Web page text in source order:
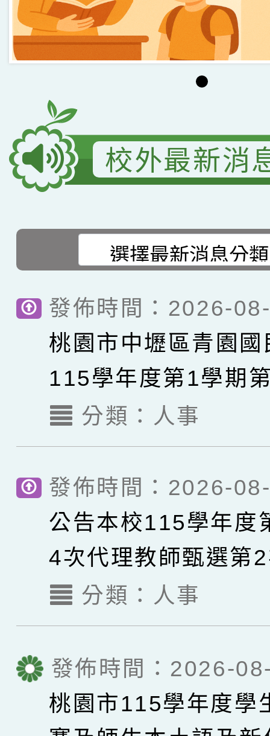
創客第三名。
校外最新消
發佈時間：2026-
桃園市中壢區青園國
115學年度第1學期
代理教師甄選簡章
考】
分類： 人事
發佈時間：2026-
公告本校115學年度
4次代理教師甄選第
取名單，續辦理第3
事宜。
分類： 人事
發佈時間：2026-
桃園市115學年度學